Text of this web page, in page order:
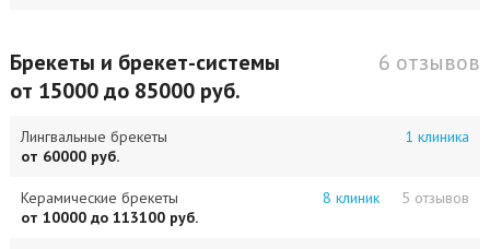
Брекеты и брекет-системы
6 отзывов
от 15000 до 85000 руб.
Лингвальные брекеты
1 клиника
от 60000 руб.
Керамические брекеты 5 отзывов
8 клиник
от 10000 до 113100 руб.